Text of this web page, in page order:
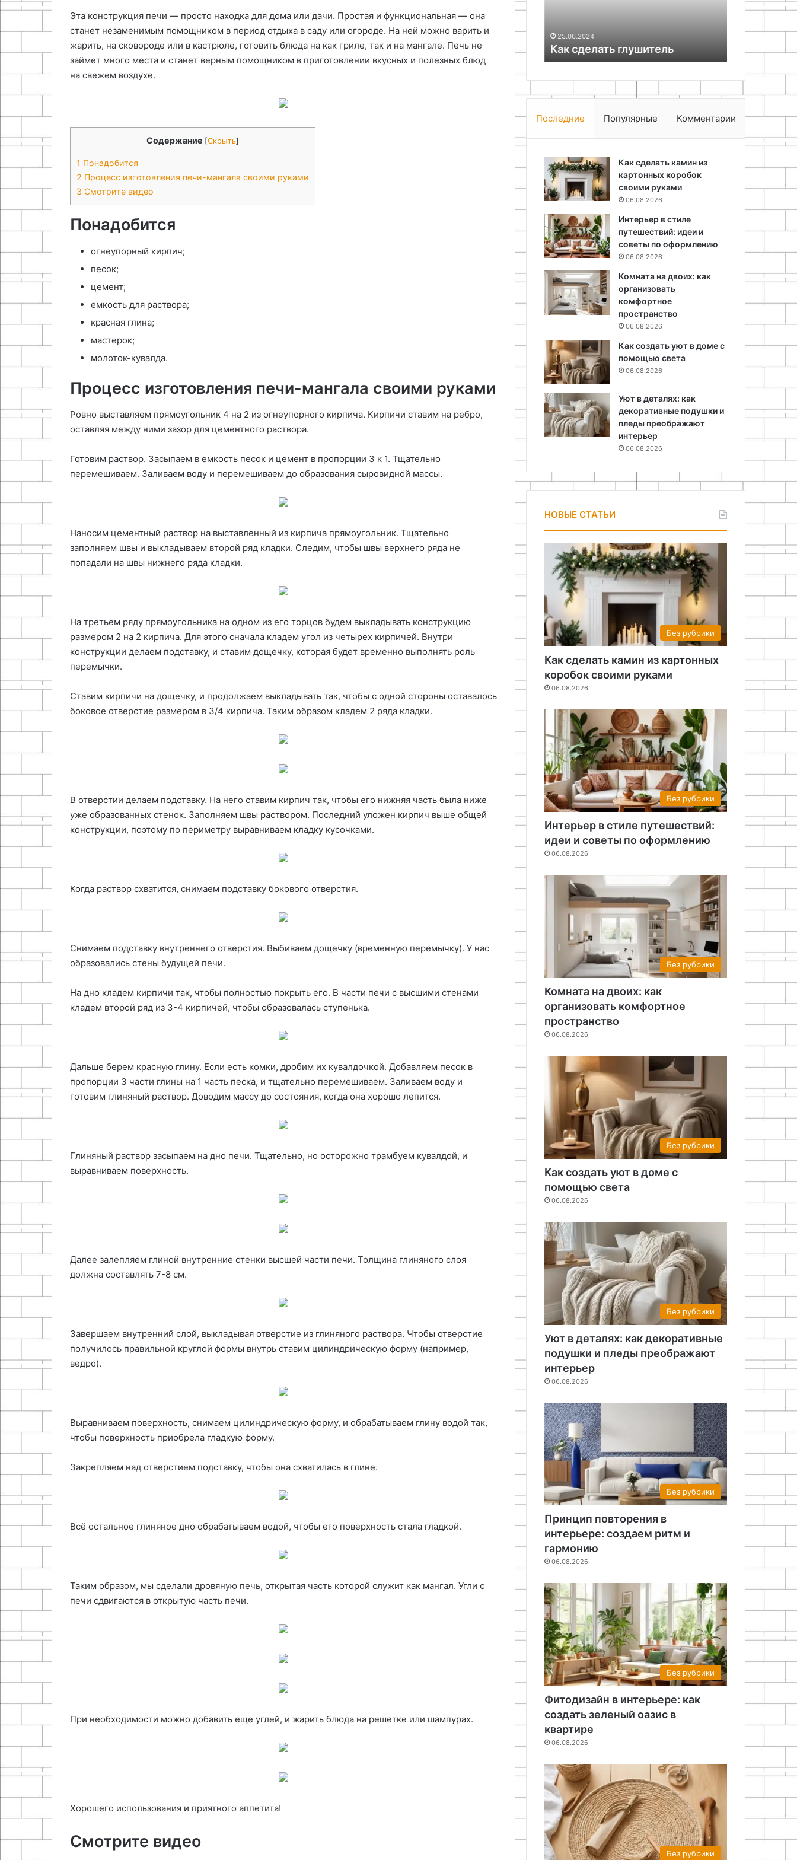
Эта конструкция печи — просто находка для дома или дачи. Простая и функциональная — она
станет незаменимым помощником в период отдыха в саду или огороде. На ней можно варить и
жарить, на сковороде или в кастрюле, готовить блюда на как гриле, так и на мангале. Печь не
займет много места и станет верным помощником в приготовлении вкусных и полезных блюд
на свежем воздухе.
Содержание [Скрыть]
1 Понадобится
2 Процесс изготовления печи-мангала своими руками
3 Смотрите видео
Понадобится
огнеупорный кирпич;
песок;
цемент;
емкость для раствора;
красная глина;
мастерок;
молоток-кувалда.
Процесс изготовления печи-мангала своими руками
Ровно выставляем прямоугольник 4 на 2 из огнеупорного кирпича. Кирпичи ставим на ребро,
оставляя между ними зазор для цементного раствора.
Готовим раствор. Засыпаем в емкость песок и цемент в пропорции 3 к 1. Тщательно
перемешиваем. Заливаем воду и перемешиваем до образования сыровидной массы.
Наносим цементный раствор на выставленный из кирпича прямоугольник. Тщательно
заполняем швы и выкладываем второй ряд кладки. Следим, чтобы швы верхнего ряда не
попадали на швы нижнего ряда кладки.
На третьем ряду прямоугольника на одном из его торцов будем выкладывать конструкцию
размером 2 на 2 кирпича. Для этого сначала кладем угол из четырех кирпичей. Внутри
конструкции делаем подставку, и ставим дощечку, которая будет временно выполнять роль
перемычки.
Ставим кирпичи на дощечку, и продолжаем выкладывать так, чтобы с одной стороны оставалось
боковое отверстие размером в 3/4 кирпича. Таким образом кладем 2 ряда кладки.
В отверстии делаем подставку. На него ставим кирпич так, чтобы его нижняя часть была ниже
уже образованных стенок. Заполняем швы раствором. Последний уложен кирпич выше общей
конструкции, поэтому по периметру выравниваем кладку кусочками.
Когда раствор схватится, снимаем подставку бокового отверстия.
Снимаем подставку внутреннего отверстия. Выбиваем дощечку (временную перемычку). У нас
образовались стены будущей печи.
На дно кладем кирпичи так, чтобы полностью покрыть его. В части печи с высшими стенами
кладем второй ряд из 3-4 кирпичей, чтобы образовалась ступенька.
Дальше берем красную глину. Если есть комки, дробим их кувалдочкой. Добавляем песок в
пропорции 3 части глины на 1 часть песка, и тщательно перемешиваем. Заливаем воду и
готовим глиняный раствор. Доводим массу до состояния, когда она хорошо лепится.
Глиняный раствор засыпаем на дно печи. Тщательно, но осторожно трамбуем кувалдой, и
выравниваем поверхность.
Далее залепляем глиной внутренние стенки высшей части печи. Толщина глиняного слоя
должна составлять 7-8 см.
Завершаем внутренний слой, выкладывая отверстие из глиняного раствора. Чтобы отверстие
получилось правильной круглой формы внутрь ставим цилиндрическую форму (например,
ведро).
Выравниваем поверхность, снимаем цилиндрическую форму, и обрабатываем глину водой так,
чтобы поверхность приобрела гладкую форму.
Закрепляем над отверстием подставку, чтобы она схватилась в глине.
Всё остальное глиняное дно обрабатываем водой, чтобы его поверхность стала гладкой.
Таким образом, мы сделали дровяную печь, открытая часть которой служит как мангал. Угли с
печи сдвигаются в открытую часть печи.
При необходимости можно добавить еще углей, и жарить блюда на решетке или шампурах.
Хорошего использования и приятного аппетита!
Смотрите видео
Мастер-класс по декупажу
руками
Как сделать пассивный
регулятор громкости своими
руками
и
джакузи,
открытых,
отельных
эксплуатация джакузи,
открытых, отельных и
плавательных комплексов
25.06.2024
Как сделать глушитель
бетонного
Последние Популярные Комментарии
Как сделать камин из
картонных коробок
своими руками
06.08.2026
Интерьер в стиле
путешествий: идеи и
советы по оформлению
06.08.2026
Комната на двоих: как
организовать
комфортное
пространство
06.08.2026
Как создать уют в доме с
помощью света
06.08.2026
Уют в деталях: как
декоративные подушки и
пледы преображают
интерьер
06.08.2026
НОВЫЕ СТАТЬИ
Без рубрики
Как сделать камин из картонных
коробок своими руками
06.08.2026
Без рубрики
Интерьер в стиле путешествий:
идеи и советы по оформлению
06.08.2026
Без рубрики
Комната на двоих: как
организовать комфортное
пространство
06.08.2026
Без рубрики
Как создать уют в доме с
помощью света
06.08.2026
Без рубрики
Уют в деталях: как декоративные
подушки и пледы преображают
интерьер
06.08.2026
Без рубрики
Принцип повторения в
интерьере: создаем ритм и
гармонию
06.08.2026
Без рубрики
Фитодизайн в интерьере: как
создать зеленый оазис в
квартире
06.08.2026
Без рубрики